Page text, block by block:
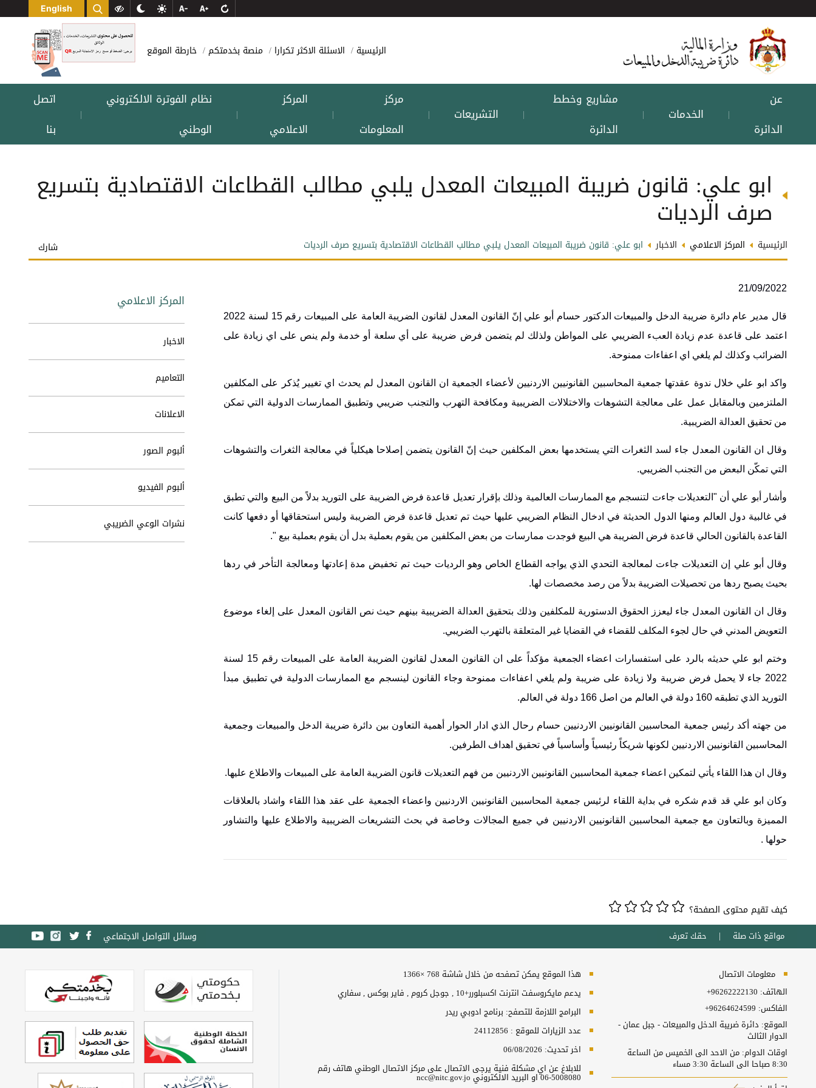
English
الرئيسية الاسئلة الاكثر تكرارا منصة بخدمتكم خارطة الموقع
عن
الدائرة
| الخدمات |
مشاريع وخطط
الدائرة
| التشريعات |
مركز
المعلومات
|
المركز
الاعلامي
|
نظام الفوترة الالكتروني
الوطني
|
اتصل
بنا
ابو علي: قانون ضريبة المبيعات المعدل يلبي مطالب القطاعات الاقتصادية بتسريع
صرف الرديات
الرئيسية المركز الاعلامي الاخبار ابو علي: قانون ضريبة المبيعات المعدل يلبي مطالب القطاعات الاقتصادية بتسريع صرف الرديات شارك
21/09/2022
قال مدير عام دائرة ضريبة الدخل والمبيعات الدكتور حسام أبو علي إنّ القانون المعدل لقانون الضريبة العامة على المبيعات رقم 15 لسنة 2022
اعتمد على قاعدة عدم زيادة العبء الضريبي على المواطن ولذلك لم يتضمن فرض ضريبة على أي سلعة أو خدمة ولم ينص على اي زيادة على
الضرائب وكذلك لم يلغي اي اعفاءات ممنوحة.
واكد ابو علي خلال ندوة عقدتها جمعية المحاسبين القانونيين الاردنيين لأعضاء الجمعية ان القانون المعدل لم يحدث اي تغيير يُذكر على المكلفين
الملتزمين وبالمقابل عمل على معالجة التشوهات والاختلالات الضريبية ومكافحة التهرب والتجنب ضريبي وتطبيق الممارسات الدولية التي تمكن
من تحقيق العدالة الضريبية.
وقال ان القانون المعدل جاء لسد الثغرات التي يستخدمها بعض المكلفين حيث إنّ القانون يتضمن إصلاحا هيكلياً في معالجة الثغرات والتشوهات
التي تمكّن البعض من التجنب الضريبي.
وأشار أبو علي أن "التعديلات جاءت لتنسجم مع الممارسات العالمية وذلك بإقرار تعديل قاعدة فرض الضريبة على التوريد بدلاً من البيع والتي تطبق
في غالبية دول العالم ومنها الدول الحديثة في ادخال النظام الضريبي عليها حيث تم تعديل قاعدة فرض الضريبة وليس استحقاقها أو دفعها كانت
القاعدة بالقانون الحالي قاعدة فرض الضريبة هي البيع فوجدت ممارسات من بعض المكلفين من يقوم بعملية بدل أن يقوم بعملية بيع ".
وقال أبو علي إن التعديلات جاءت لمعالجة التحدي الذي يواجه القطاع الخاص وهو الرديات حيث تم تخفيض مدة إعادتها ومعالجة التأخر في ردها
بحيث يصبح ردها من تحصيلات الضريبة بدلاً من رصد مخصصات لها.
وقال ان القانون المعدل جاء ليعزز الحقوق الدستورية للمكلفين وذلك بتحقيق العدالة الضريبية بينهم حيث نص القانون المعدل على إلغاء موضوع
التعويض المدني في حال لجوء المكلف للقضاء في القضايا غير المتعلقة بالتهرب الضريبي.
وختم ابو علي حديثه بالرد على استفسارات اعضاء الجمعية مؤكداً على ان القانون المعدل لقانون الضريبة العامة على المبيعات رقم 15 لسنة
2022 جاء لا يحمل فرض ضريبة ولا زيادة على ضريبة ولم يلغي اعفاءات ممنوحة وجاء القانون لينسجم مع الممارسات الدولية في تطبيق مبدأ
التوريد الذي تطبقه 160 دولة في العالم من اصل 166 دولة في العالم.
من جهته أكد رئيس جمعية المحاسبين القانونيين الاردنيين حسام رحال الذي ادار الحوار أهمية التعاون بين دائرة ضريبة الدخل والمبيعات وجمعية
المحاسبين القانونيين الاردنيين لكونها شريكاً رئيسياً وأساسياً في تحقيق اهداف الطرفين.
وقال ان هذا اللقاء يأتي لتمكين اعضاء جمعية المحاسبين القانونيين الاردنيين من فهم التعديلات قانون الضريبة العامة على المبيعات والاطلاع عليها.
وكان ابو علي قد قدم شكره في بداية اللقاء لرئيس جمعية المحاسبين القانونيين الاردنيين واعضاء الجمعية على عقد هذا اللقاء واشاد بالعلاقات
المميزة وبالتعاون مع جمعية المحاسبين القانونيين الاردنيين في جميع المجالات وخاصة في بحث التشريعات الضريبية والاطلاع عليها والتشاور
حولها .
المركز الاعلامي
الاخبار
التعاميم
الاعلانات
ألبوم الصور
ألبوم الفيديو
نشرات الوعي الضريبي
كيف تقيم محتوى الصفحة؟
مواقع ذات صلة حقك تعرف وسائل التواصل الاجتماعي
معلومات الاتصال
الهاتف: +96262222130
الفاكس: +96264624599
الموقع: دائرة ضريبة الدخل والمبيعات - جبل عمان -
الدوار الثالث
اوقات الدوام: من الاحد الى الخميس من الساعة
8:30 صباحا الى الساعة 3:30 مساء
هذا الموقع يمكن تصفحه من خلال شاشة 768 ×1366
يدعم مايكروسفت انترنت اكسبلورر+10 , جوجل كروم , فاير بوكس , سفاري
البرامج اللازمة للتصفح: برنامج ادوبي ريدر
عدد الزيارات للموقع : 24112856
اخر تحديث: 06/08/2026
للابلاغ عن اي مشكلة فنية يرجى الاتصال على مركز الاتصال الوطني هاتف رقم
5008080-06 او البريد الالكتروني ncc@nitc.gov.jo